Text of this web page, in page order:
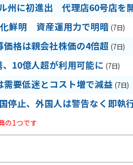
州に初進出 代理店60号店を
鮮明 資産運用力で明暗 (7日)
格は親会社株価の4倍超 (7日)
10億人超が利用可能に (7日)
要低迷とコスト増で減益 (7日)
停止、外国人は警告なく即執
の1つです